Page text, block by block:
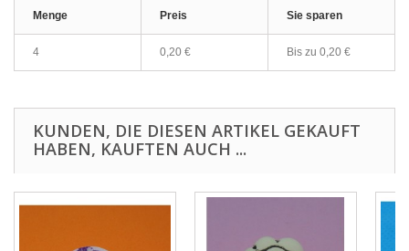
Menge Preis Sie sparen
4 0,20 € Bis zu 0,20 €
KUNDEN, DIE DIESEN ARTIKEL GEKAUFT
HABEN, KAUFTEN AUCH ...